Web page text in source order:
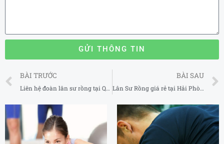
GỬI THÔNG TIN
Prev
BÀI TRƯỚC
Liên hệ đoàn lân sư rồng tại Quảng Ngãi
BÀI SAU
Lân Sư Rồng giá rẻ tại Hải Phòng
TH10
02
TH12
19